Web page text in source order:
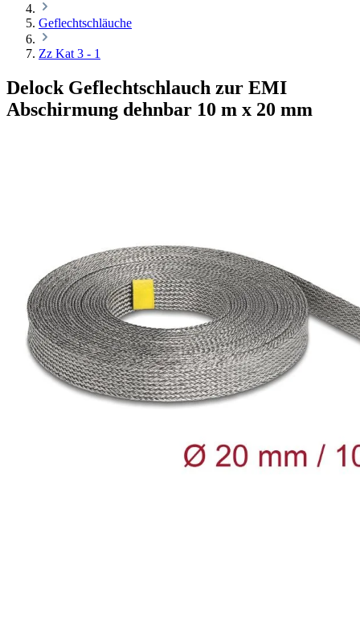
Geflechtschläuche
Zz Kat 3 - 1
Delock Geflechtschlauch zur EMI
Abschirmung dehnbar 10 m x 20 mm